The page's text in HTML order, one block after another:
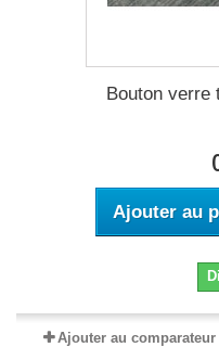
Bouton verre
Ajouter au
Ajouter au comparateur